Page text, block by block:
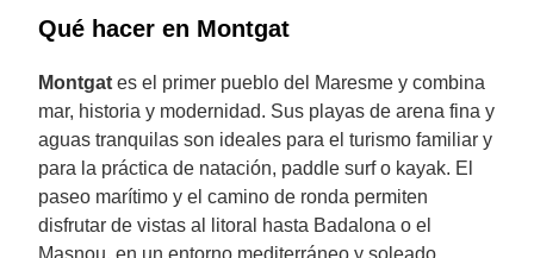
Qué hacer en Montgat
Montgat es el primer pueblo del Maresme y combina
mar, historia y modernidad. Sus playas de arena fina y
aguas tranquilas son ideales para el turismo familiar y
para la práctica de natación, paddle surf o kayak. El
paseo marítimo y el camino de ronda permiten
disfrutar de vistas al litoral hasta Badalona o el
Masnou, en un entorno mediterráneo y soleado